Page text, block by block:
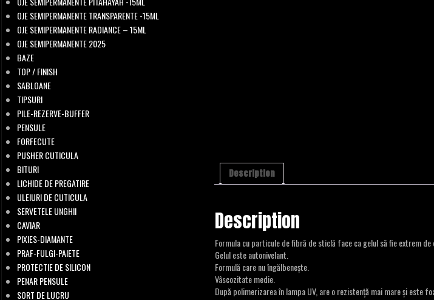
OJE SEMIPERMANENTE TRANSPARENTE -15ML
OJE SEMIPERMANENTE RADIANCE – 15ML
OJE SEMIPERMANENTE 2025
BAZE
TOP / FINISH
SABLOANE
TIPSURI
PILE-REZERVE-BUFFER
PENSULE
FORFECUTE
PUSHER CUTICULA
BITURI
LICHIDE DE PREGATIRE
ULEIURI DE CUTICULA
SERVETELE UNGHII
CAVIAR
PIXIES-DIAMANTE
PRAF-FULGI-PAIETE
PROTECTIE DE SILICON
PENAR PENSULE
SORT DE LUCRU
Description
Description
Formula cu particule de fibră de sticlă face ca gelul să fie extrem
Gelul este autonivelant.
Formulă care nu îngălbenește.
Vâscozitate medie.
După polimerizarea în lampa UV, are o rezistență mai mare și este